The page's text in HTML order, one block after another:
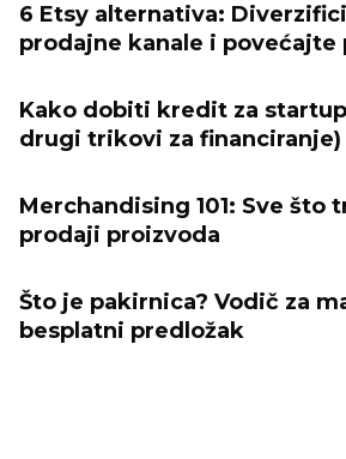
6 Etsy alternativa:
prodajne kanale i povećajte
Kako dobiti kredit za
drugi trikovi za financiranje)
Merchandising 101: Sve što
prodaji proizvoda
Što je pakirnica? Vodič za
besplatni predložak